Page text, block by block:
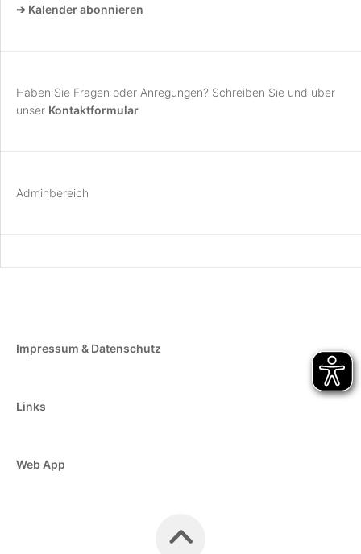
➔ Kalender abonnieren
Haben Sie Fragen oder Anregungen? Schreiben Sie und über
unser Kontaktformular
Adminbereich
Impressum & Datenschutz
Links
Web App